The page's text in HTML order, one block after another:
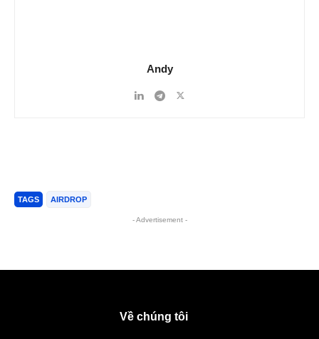
Andy
TAGS AIRDROP
- Advertisement -
Về chúng tôi